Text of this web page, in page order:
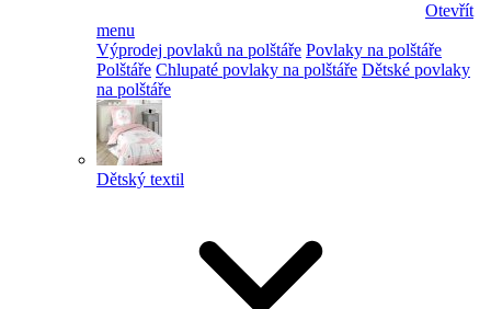
Otevřít
menu
Výprodej povlaků na polštáře Povlaky na polštáře
Polštáře Chlupaté povlaky na polštáře Dětské povlaky
na polštáře
Dětský textil